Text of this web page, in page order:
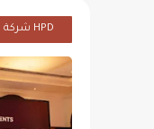
HPD شركة